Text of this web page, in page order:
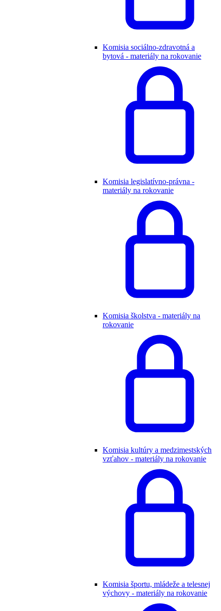
Komisia sociálno-zdravotná a
bytová - materiály na rokovanie
Komisia legislatívno-právna -
materiály na rokovanie
Komisia školstva - materiály na
rokovanie
Komisia kultúry a medzimestských
vzťahov - materiály na rokovanie
Komisia športu, mládeže a telesnej
výchovy - materiály na rokovanie